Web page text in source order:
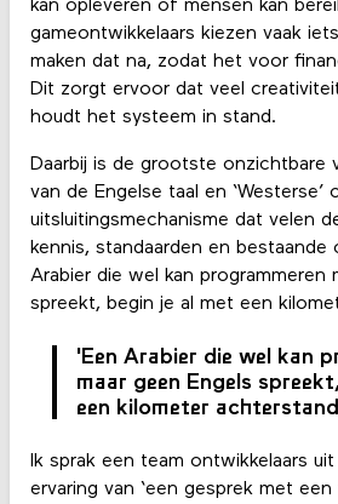
kan opleveren of mensen kan
gameontwikkelaars kiezen vaak
maken dat na, zodat het voor
Dit zorgt ervoor dat veel
houdt het systeem in stand.
Daarbij is de grootste onzichtbare
van de Engelse taal en ‘Westerse’
uitsluitingsmechanisme dat velen
kennis, standaarden en
Arabier die wel kan programmeren
spreekt, begin je al met een
'Een Arabier die wel kan
maar geen Engels
een kilometer
Ik sprak een team ontwikkelaars
ervaring van ‘een gesprek met